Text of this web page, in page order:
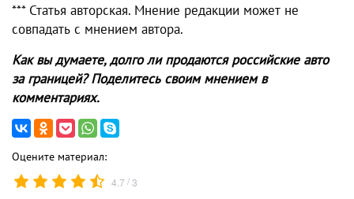
*** Статья авторская. Мнение редакции может не
совпадать с мнением автора.
Как вы думаете, долго ли продаются российские авто
за границей? Поделитесь своим мнением в
комментариях.
Оцените материал:
4.7 /3